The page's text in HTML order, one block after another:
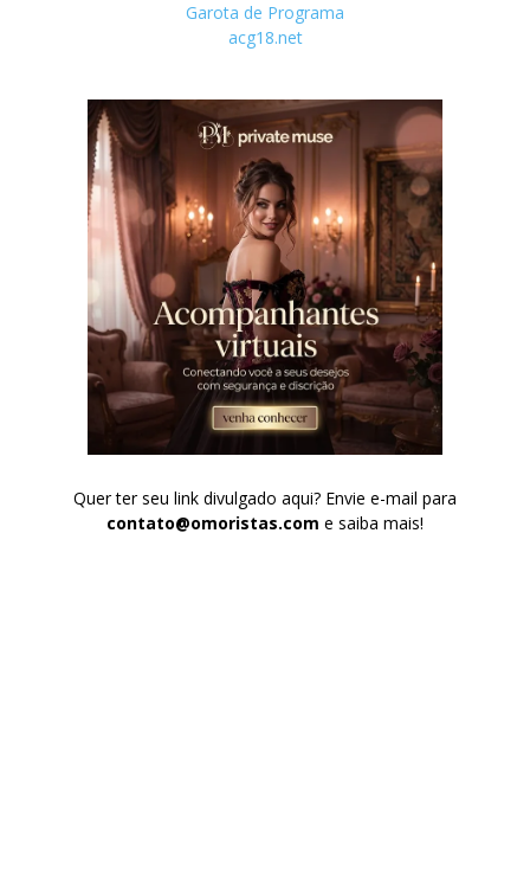
Garota de Programa
acg18.net
Quer ter seu link divulgado aqui? Envie e-mail para
contato@omoristas.com e saiba mais!